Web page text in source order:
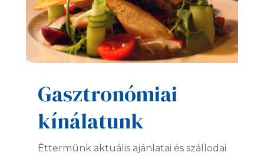
Gasztronómiai
kínálatunk
Éttermünk aktuális ajánlatai és szállodai